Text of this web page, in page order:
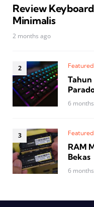
Review
Minimalis
2 months ago
Featured
6
Featured
RAM
Bekas
6